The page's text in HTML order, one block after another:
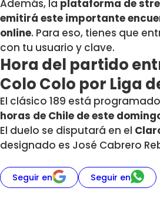
Además, la plataforma de
emitirá este importante
online. Para eso, tienes que
con tu usuario y clave.
Hora del partido
Colo Colo por Liga
El clásico 189 está
horas de Chile de este
El duelo se disputará en el
designado es José Cabrero
Seguir en Seguir en